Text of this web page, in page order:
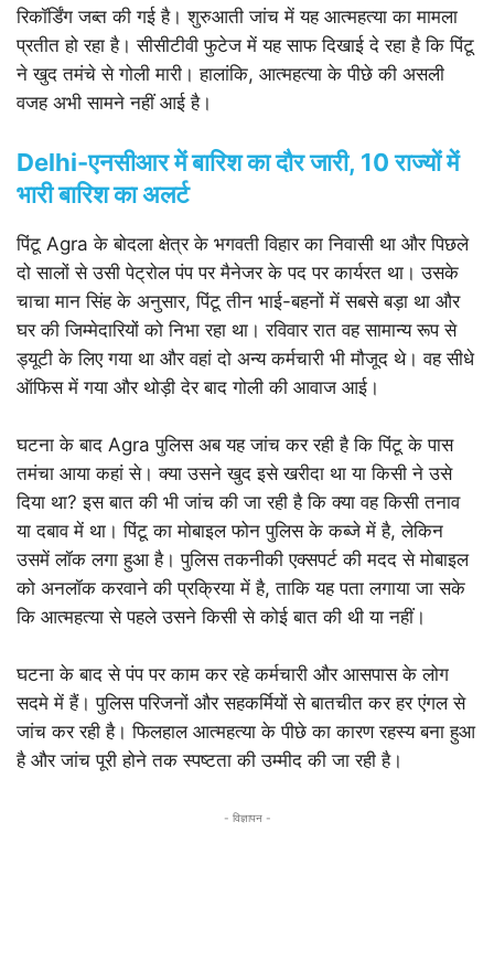
रिकॉर्डिंग जब्त की गई है। शुरुआती जांच में यह आत्महत्या का मामला
प्रतीत हो रहा है। सीसीटीवी फुटेज में यह साफ दिखाई दे रहा है कि पिंटू
ने खुद तमंचे से गोली मारी। हालांकि, आत्महत्या के पीछे की असली
वजह अभी सामने नहीं आई है।
Delhi-एनसीआर में बारिश का दौर जारी, 10 राज्यों में
भारी बारिश का अलर्ट
पिंटू Agra के बोदला क्षेत्र के भगवती विहार का निवासी था और पिछले
दो सालों से उसी पेट्रोल पंप पर मैनेजर के पद पर कार्यरत था। उसके
चाचा मान सिंह के अनुसार, पिंटू तीन भाई-बहनों में सबसे बड़ा था और
घर की जिम्मेदारियों को निभा रहा था। रविवार रात वह सामान्य रूप से
ड्यूटी के लिए गया था और वहां दो अन्य कर्मचारी भी मौजूद थे। वह सीधे
ऑफिस में गया और थोड़ी देर बाद गोली की आवाज आई।
घटना के बाद Agra पुलिस अब यह जांच कर रही है कि पिंटू के पास
तमंचा आया कहां से। क्या उसने खुद इसे खरीदा था या किसी ने उसे
दिया था? इस बात की भी जांच की जा रही है कि क्या वह किसी तनाव
या दबाव में था। पिंटू का मोबाइल फोन पुलिस के कब्जे में है, लेकिन
उसमें लॉक लगा हुआ है। पुलिस तकनीकी एक्सपर्ट की मदद से मोबाइल
को अनलॉक करवाने की प्रक्रिया में है, ताकि यह पता लगाया जा सके
कि आत्महत्या से पहले उसने किसी से कोई बात की थी या नहीं।
घटना के बाद से पंप पर काम कर रहे कर्मचारी और आसपास के लोग
सदमे में हैं। पुलिस परिजनों और सहकर्मियों से बातचीत कर हर एंगल से
जांच कर रही है। फिलहाल आत्महत्या के पीछे का कारण रहस्य बना हुआ
है और जांच पूरी होने तक स्पष्टता की उम्मीद की जा रही है।
- विज्ञापन -